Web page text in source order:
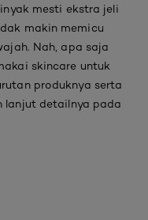
mesti ekstra jeli
makin memicu
Nah, apa saja
skincare untuk
produknya serta
lanjut detailnya pada